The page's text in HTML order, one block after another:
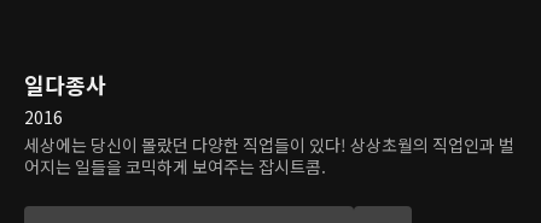
일다종사
2016
세상에는 당신이 몰랐던 다양한 직업들이 있다! 상상초월의 직업인과 벌
어지는 일들을 코믹하게 보여주는 잡시트콤.